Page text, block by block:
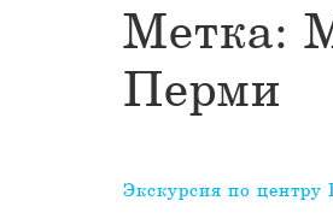
Метка:
Перми
Экскурсия по